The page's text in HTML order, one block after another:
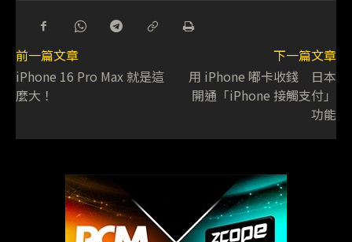
前一篇文章
iPhone 16 Pro Max 就是這
麼大！
下一篇文章
用 iPhone 嘟卡收錢 日本
開通「iPhone 接觸支付」
功能